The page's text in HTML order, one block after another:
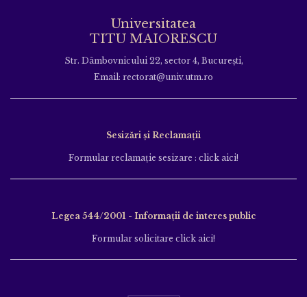
Universitatea
TITU MAIORESCU
Str. Dâmbovnicului 22, sector 4, București,
Email: rectorat@univ.utm.ro
Sesizări și Reclamații
Formular reclamație sesizare : click aici!
Legea 544/2001 - Informații de interes public
Formular solicitare click aici!